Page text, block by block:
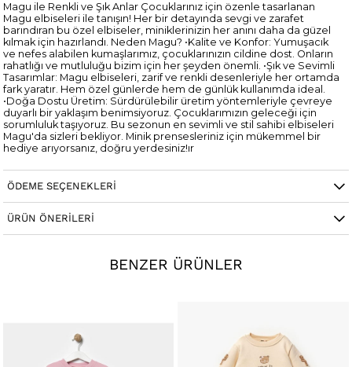
Magu ile Renkli ve Şık Anlar Çocuklarınız için özenle tasarlanan
Magu elbiseleri ile tanışın! Her bir detayında sevgi ve zarafet
barındıran bu özel elbiseler, miniklerinizin her anını daha da güzel
kılmak için hazırlandı. Neden Magu? •Kalite ve Konfor: Yumuşacık
ve nefes alabilen kumaşlarımız, çocuklarınızın cildine dost. Onların
rahatlığı ve mutluluğu bizim için her şeyden önemli. •Şık ve Sevimli
Tasarımlar: Magu elbiseleri, zarif ve renkli desenleriyle her ortamda
fark yaratır. Hem özel günlerde hem de günlük kullanımda ideal.
•Doğa Dostu Üretim: Sürdürülebilir üretim yöntemleriyle çevreye
duyarlı bir yaklaşım benimsiyoruz. Çocuklarımızın geleceği için
sorumluluk taşıyoruz. Bu sezonun en sevimli ve stil sahibi elbiseleri
Magu'da sizleri bekliyor. Minik prensesleriniz için mükemmel bir
hediye arıyorsanız, doğru yerdesiniz!ır
ÖDEME SEÇENEKLERI
ÜRÜN ÖNERILERI
BENZER ÜRÜNLER